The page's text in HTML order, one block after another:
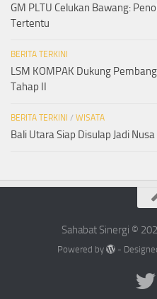
GM PLTU Celukan Bawang:
Tertentu
BERITA TERKINI
LSM KOMPAK Dukung
Tahap II
BERITA TERKINI / WISATA
Bali Utara Siap Disulap Jadi
Sahabat Sinergi ©
Powered by -